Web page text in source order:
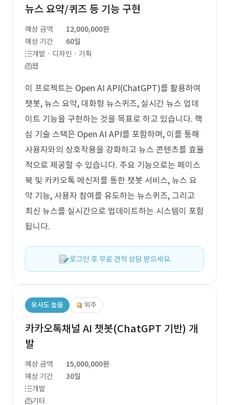
뉴스 요약/퀴즈 등 기능 구현
예상 금액
12,000,000원
예상 기간
60일
개발 · 디자인 · 기획
웹
이 프로젝트는 Open AI API(ChatGPT)를 활용하여
챗봇, 뉴스 요약, 대화형 뉴스퀴즈, 실시간 뉴스 업데
이트 기능을 구현하는 것을 목표로 하고 있습니다. 핵
심 기술 스택은 Open AI API를 포함하며, 이를 통해
사용자와의 상호작용을 강화하고 뉴스 콘텐츠를 효율
적으로 제공할 수 있습니다. 주요 기능으로는 페이스
북 및 카카오톡 메신저를 통한 챗봇 서비스, 뉴스 요
약 기능, 사용자 참여를 유도하는 뉴스퀴즈, 그리고
최신 뉴스를 실시간으로 업데이트하는 시스템이 포함
됩니다.
로그인 후 무료 견적 상담 받으세요.
유사도 높음 외주
카카오톡채널 AI 챗봇(ChatGPT 기반) 개
발
예상 금액
15,000,000원
예상 기간
30일
개발
기타